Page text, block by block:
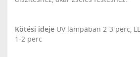
Kötési ideje UV lámpában 2-3 perc,
1-2 perc